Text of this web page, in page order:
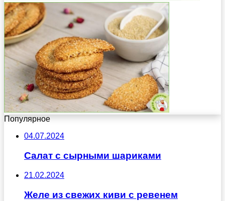
Популярное
04.07.2024
Салат с сырными шариками
21.02.2024
Желе из свежих киви с ревенем